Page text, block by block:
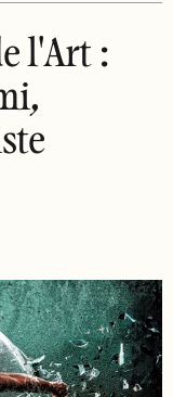
l'Art :